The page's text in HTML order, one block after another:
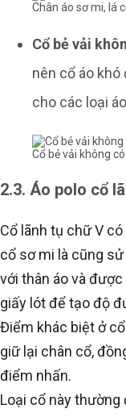
Chân áo sơ mi, lá
Cổ bẻ vải
nên cổ áo
cho các loại
Cổ bẻ vải không
2.3. Áo polo cổ
Cổ lãnh tụ chữ V
cổ sơ mi là cũng
với thân áo và
giấy lót để tạo độ
Điểm khác biệt ở
giữ lại chân cổ,
điểm nhấn.
Loại cổ này thường